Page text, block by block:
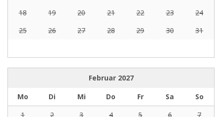
18
19 20 21 22 23
24
25
26 27 28 29 30 31
Februar 2027
Mo
Di Mi Do Fr Sa
So
1
2 3 4 5 6
7